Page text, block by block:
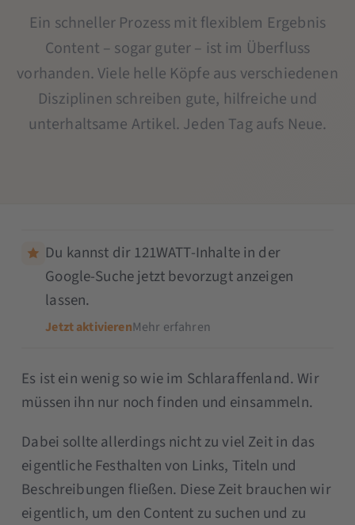
Ein schneller Prozess mit flexiblem Ergebnis
Content – sogar guter – ist im Überfluss
vorhanden. Viele helle Köpfe aus verschiedenen
Disziplinen schreiben gute, hilfreiche und
unterhaltsame Artikel. Jeden Tag aufs Neue.
Du kannst dir 121WATT-Inhalte in der
Google-Suche jetzt bevorzugt anzeigen
lassen.
Jetzt aktivierenMehr erfahren
Es ist ein wenig so wie im Schlaraffenland. Wir
müssen ihn nur noch finden und einsammeln.
Dabei sollte allerdings nicht zu viel Zeit in das
eigentliche Festhalten von Links, Titeln und
Beschreibungen fließen. Diese Zeit brauchen wir
eigentlich, um den Content zu suchen und zu